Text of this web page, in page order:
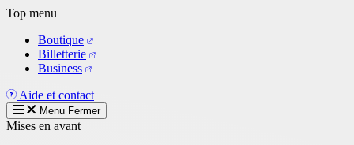
Aller
contenu
principal
Top menu
Boutique
Billetterie
Business
Aide et contact
Menu Fermer
Mises en avant